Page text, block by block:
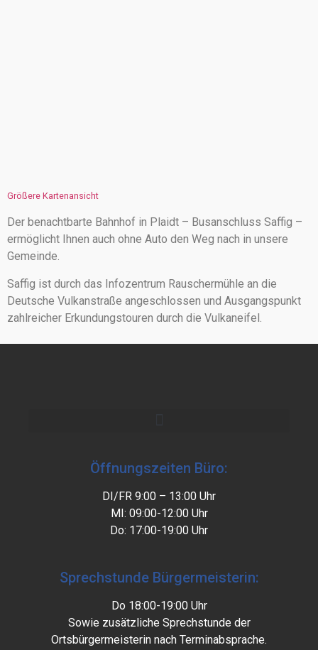
Größere Kartenansicht
Der benachtbarte Bahnhof in Plaidt – Busanschluss Saffig –
ermöglicht Ihnen auch ohne Auto den Weg nach in unsere
Gemeinde.
Saffig ist durch das Infozentrum Rauschermühle an die
Deutsche Vulkanstraße angeschlossen und Ausgangspunkt
zahlreicher Erkundungstouren durch die Vulkaneifel.
Öffnungszeiten Büro:
DI/FR 9:00 – 13:00 Uhr
MI: 09:00-12:00 Uhr
Do: 17:00-19:00 Uhr
Sprechstunde Bürgermeisterin:
Do 18:00-19:00 Uhr
Sowie zusätzliche Sprechstunde der
Ortsbürgermeisterin nach Terminabsprache.